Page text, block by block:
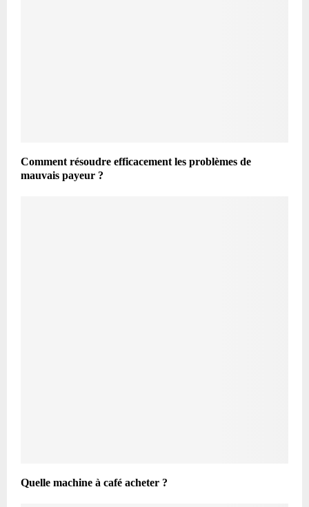
Comment résoudre efficacement les problèmes de
mauvais payeur ?
Quelle machine à café acheter ?